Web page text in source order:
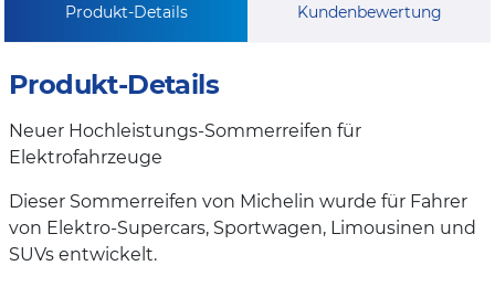
Produkt-Details Kundenbewertung
Produkt-Details
Neuer Hochleistungs-Sommerreifen für
Elektrofahrzeuge
Dieser Sommerreifen von Michelin wurde für Fahrer
von Elektro-Supercars, Sportwagen, Limousinen und
SUVs entwickelt.